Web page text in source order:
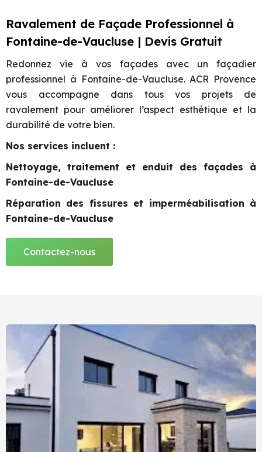
Ravalement de Façade Professionnel à
Fontaine-de-Vaucluse | Devis Gratuit
Redonnez vie à vos façades avec un façadier
professionnel à Fontaine-de-Vaucluse. ACR Provence
vous accompagne dans tous vos projets de
ravalement pour améliorer l’aspect esthétique et la
durabilité de votre bien.
Nos services incluent :
Nettoyage, traitement et enduit des façades à
Fontaine-de-Vaucluse
Réparation des fissures et imperméabilisation à
Fontaine-de-Vaucluse
Contactez-nous